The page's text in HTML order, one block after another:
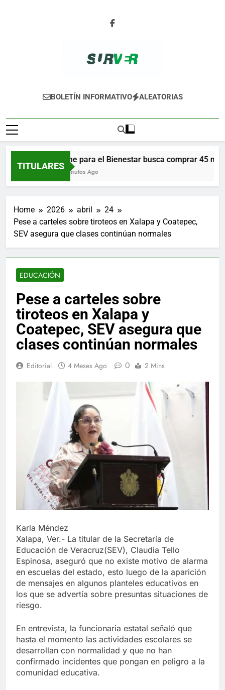
SURVER
BOLETÍN INFORMATIVO ALEATORIAS
TITULARES
Leche para el Bienestar busca comprar 45
56 Minutos Ago
Home 2026 abril
24
Pese a carteles sobre tiroteos en Xalapa y Coatepec,
SEV asegura que clases continúan normales
EDUCACIÓN
Pese a carteles sobre
tiroteos en Xalapa y
Coatepec, SEV asegura que
clases continúan normales
Editorial 4 Meses Ago 0 2 Mins
Karla Méndez
Xalapa, Ver.- La titular de la Secretaría de
Educación de Veracruz(SEV), Claudia Tello
Espinosa, aseguró que no existe motivo de alarma
en escuelas del estado, esto luego de la aparición
de mensajes en algunos planteles educativos en
los que se advertía sobre presuntas situaciones de
riesgo.
En entrevista, la funcionaria estatal señaló que
hasta el momento las actividades escolares se
desarrollan con normalidad y que no han
confirmado incidentes que pongan en peligro a la
comunidad educativa.